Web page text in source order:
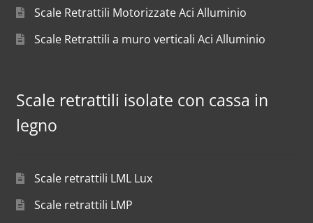
Scale Retrattili Motorizzate Aci Alluminio
Scale Retrattili a muro verticali Aci Alluminio
Scale retrattili isolate con cassa in
legno
Scale retrattili LML Lux
Scale retrattili LMP